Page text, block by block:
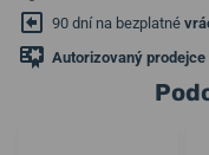
90 dní na bezplatné
Autorizovaný prodejce